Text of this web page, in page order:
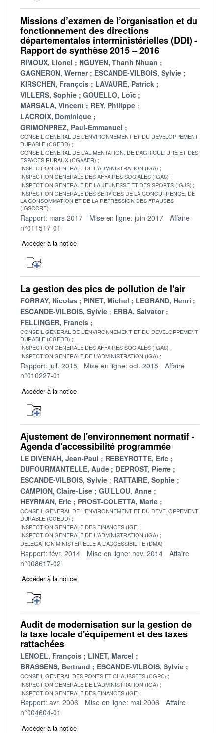
Missions d’examen de l’organisation et du
fonctionnement des directions
départementales interministérielles (DDI) -
Rapport de synthèse 2015 – 2016
RIMOUX, Lionel
NGUYEN, Thanh Nhuan
GAGNERON, Werner
ESCANDE-VILBOIS, Sylvie
KIRSCHEN, François
LAVAURE, Patrick
VILLERS, Sophie
GOUELLO, Loïc
MARSALA, Vincent
REY, Philippe
LACROIX, Dominique
GRIMONPREZ, Paul-Emmanuel
CONSEIL GENERAL DE L'ENVIRONNEMENT ET DU DEVELOPPEMENT
DURABLE (CGEDD)
CONSEIL GENERAL DE L'ALIMENTATION, DE L'AGRICULTURE ET DES
ESPACES RURAUX (CGAAER)
INSPECTION GENERALE DE L'ADMINISTRATION (IGA)
INSPECTION GENERALE DES AFFAIRES SOCIALES (IGAS)
INSPECTION GENERALE DE LA JEUNESSE ET DES SPORTS (IGJS)
INSPECTION GENERALE DES SERVICES DE LA CONCURRENCE, DE
LA CONSOMMATION ET DE LA REPRESSION DES FRAUDES
(IGSCCRF)
Rapport: mars 2017 Mise en ligne: juin 2017
Affaire
n°011517-01
Accéder à la notice
La gestion des pics de pollution de l'air
FORRAY, Nicolas PINET, Michel
LEGRAND, Henri
ESCANDE-VILBOIS, Sylvie
ERBA, Salvator
FELLINGER, Francis
CONSEIL GENERAL DE L'ENVIRONNEMENT ET DU DEVELOPPEMENT
DURABLE (CGEDD)
INSPECTION GENERALE DES AFFAIRES SOCIALES (IGAS)
INSPECTION GENERALE DE L'ADMINISTRATION (IGA)
Rapport: juil. 2015 Mise en ligne: oct. 2015
Affaire
n°010227-01
Accéder à la notice
Ajustement de l'environnement normatif -
Agenda d'accessibilité programmée
LE DIVENAH, Jean-Paul
REBEYROTTE, Eric
DUFOURMANTELLE, Aude
DEPROST, Pierre
ESCANDE-VILBOIS, Sylvie
RATTAIRE, Sophie
CAMPION, Claire-Lise
GUILLOU, Anne
HEYRMAN, Eric
PROST-COLETTA, Marie
CONSEIL GENERAL DE L'ENVIRONNEMENT ET DU DEVELOPPEMENT
DURABLE (CGEDD)
INSPECTION GENERALE DES FINANCES (IGF)
INSPECTION GENERALE DE L'ADMINISTRATION (IGA)
DELEGATION MINISTERIELLE A L'ACCESSIBILITE (DMA)
Rapport: févr. 2014 Mise en ligne: nov. 2014
Affaire
n°008617-02
Accéder à la notice
Audit de modernisation sur la gestion de
la taxe locale d'équipement et des taxes
rattachées
LENOEL, François
LINET, Marcel
BRASSENS, Bertrand
ESCANDE-VILBOIS, Sylvie
CONSEIL GENERAL DES PONTS ET CHAUSSEES (CGPC)
INSPECTION GENERALE DE L'ADMINISTRATION (IGA)
INSPECTION GENERALE DES FINANCES (IGF)
Rapport: avr. 2006 Mise en ligne: mai 2006
Affaire
n°004604-01
Accéder à la notice